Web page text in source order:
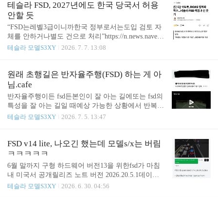
에서 뽑아서 적용.Hw3는 영원히 감독형만…https://w
ww.notateslaapp.cmeritocrat.tistory.com 미국에서도 다
양한 후기가 아주 조금씩 쏟아지기 시작함.대부분 얼
리 리뷰를 위한 인플루언서이긴 하지만... 의도된 메
시지들이긴 하지만,어찌됐던 이 오래된 하드웨어로
발췌해서잘 구현한다는 데 대단하기는 한 거 아님.
을..
테슬라 FSD, 2027년에도 한국 당국서 허용
안할 듯
“FSD는레벨3급이니까한국 정부로서는도입 검토 자
체를 안하거나별도 건으로 처리”https://n.news.naver.c
om/article/421/0009043863?sid=101 [단독] 국토부, DC
운전자제어보조장치(DCAS) 법제화에 나선다. 시장
에서는 테슬라 FSD 허용 여부에 관심이 쏠리지만 국
토교통부는 FSD를 별도 기술로 판n.news.naver.com
알림)2026.7.7. 개정정보통신망법(입틀막법) 의거포
스팅이 허위정보로 규정될 수 있으므로열람 외 재배
포는 지양 바랍니다.Meritocrat @ it’s electric
테슬라 모델S3XY 2026. 7. 7. 13:08
원래 초행길은 반자율주행(FSD) 하는 게 아
님.cafe
반자율주행이든 fsd든본인이 잘 아는 길에또는 fsd의
특성을 잘 아는 길일 때예상 가능한 상황에서 반복적
인 불편함을 극복하기 위해사용하는 것이지초행길에
니지만언제든 비정상 행동이 발생할 수 있으니.그냥
fsd만 의존해사용하는 이용자가 많아진다면이에 순
간 반대 기동 개입으로큰 사고도 이어질 지도.Meritoc
rat @ it’s electric
테슬라 모델S3XY 2026. 7. 5. 13:47
FSD v14 lite, 나오긴 했는데 모델s/x는 버림
ㅋㅋㅋㅋㅋ
6월 말까지 구형 하드웨어 버전13을 위한fsd가 마침
내 미국서 공개릴리즈 노트 버전 2026.20.5.1데이터
증류 방식으로꼭 필요한 것만 v14에서 뽑아서 적용.
테슬라 모델S3XY 2026. 6. 30. 04:56